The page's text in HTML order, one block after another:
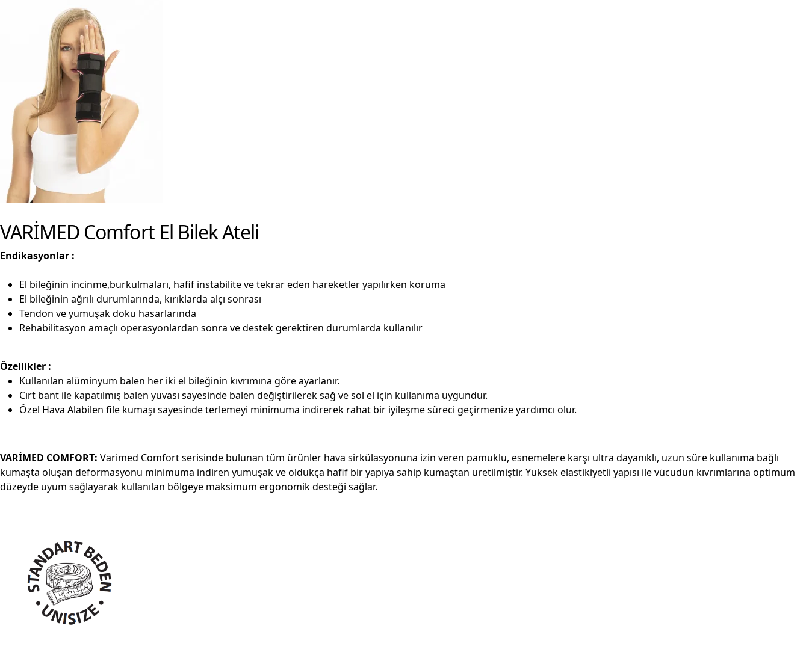
VARİMED Comfort El Bilek Ateli
Endikasyonlar :
El bileğinin incinme,burkulmaları, hafif instabilite ve tekrar eden hareketler yapılırken koruma
El bileğinin ağrılı durumlarında, kırıklarda alçı sonrası
Tendon ve yumuşak doku hasarlarında
Rehabilitasyon amaçlı operasyonlardan sonra ve destek gerektiren durumlarda kullanılır
Özellikler :
Kullanılan alüminyum balen her iki el bileğinin kıvrımına göre ayarlanır.
Cırt bant ile kapatılmış balen yuvası sayesinde balen değiştirilerek sağ ve sol el için kullanıma uygundur.
Özel Hava Alabilen file kumaşı sayesinde terlemeyi minimuma indirerek rahat bir iyileşme süreci geçirmenize yardımcı olur.
VARİMED COMFORT: Varimed Comfort serisinde bulunan tüm ürünler hava sirkülasyonuna izin veren pamuklu, esnemelere karşı ultra dayanıklı, uzun süre kullanıma bağlı
kumaşta oluşan deformasyonu minimuma indiren yumuşak ve oldukça hafif bir yapıya sahip kumaştan üretilmiştir. Yüksek elastikiyetli yapısı ile vücudun kıvrımlarına optimum
düzeyde uyum sağlayarak kullanılan bölgeye maksimum ergonomik desteği sağlar.